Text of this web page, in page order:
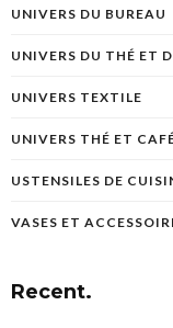
UNIVERS DU BUREAU
UNIVERS DU THÉ ET
UNIVERS TEXTILE
UNIVERS THÉ ET
USTENSILES DE
VASES ET
Recent.